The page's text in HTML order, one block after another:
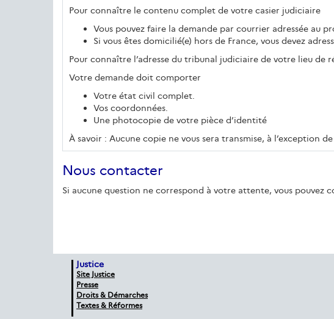
Pour connaître le contenu complet de votre casier judiciaire
Vous pouvez faire la demande par courrier adressée au
Si vous êtes domicilié(e) hors de France, vous devez
Pour connaître l’adresse du tribunal judiciaire de votre lieu de
Votre demande doit comporter
Votre état civil complet.
Vos coordonnées.
Une photocopie de votre pièce d’identité
À savoir : Aucune copie ne vous sera transmise, à l’exception
Nous contacter
Si aucune question ne correspond à votre attente, vous pouvez
Justice
Site Justice
Presse
Droits & Démarches
Textes & Réformes